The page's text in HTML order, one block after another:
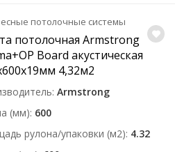
потолочные системы
потолочная Armstrong
Board акустическая
4,32м2
Armstrong
(мм) 600
рулона/упаковки (м2) 4.32